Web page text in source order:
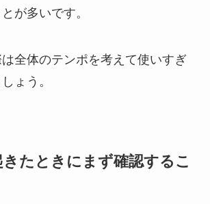
が多いです。
全体のテンポを考えて使いすぎ
ょう。
きたときにまず確認するこ